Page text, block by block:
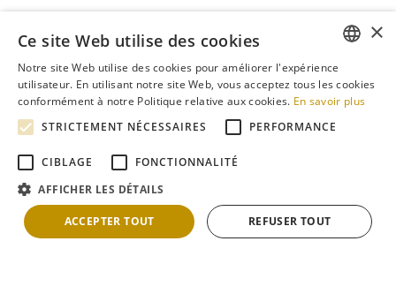
ENGLISH
ROMANIAN
×
Ce site Web utilise des cookies
Notre site Web utilise des cookies pour améliorer l'expérience
utilisateur. En utilisant notre site Web, vous acceptez tous les cookies
conformément à notre Politique relative aux cookies. En savoir plus
STRICTEMENT NÉCESSAIRES
PERFORMANCE
CIBLAGE
FONCTIONNALITÉ
AFFICHER LES DÉTAILS
ACCEPTER TOUT REFUSER TOUT